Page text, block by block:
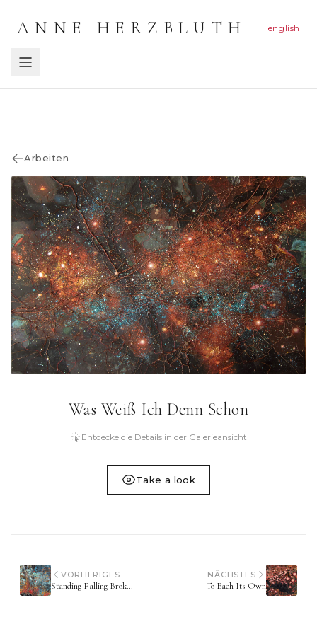
ANNE HERZBLUTH english
Arbeiten
Was Weiß Ich Denn Schon
Entdecke die Details in der Galerieansicht
Take a look
VORHERIGES
Standing Falling Broken Standing Walking
NÄCHSTES
To Each Its Own